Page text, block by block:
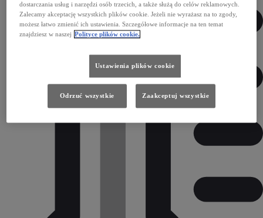
dostarczania usług i narzędzi osób trzecich, a także służą do celów reklamowych.
Zalecamy akceptację wszystkich plików cookie. Jeżeli nie wyrażasz na to zgody,
możesz łatwo zmienić ich ustawienia. Szczegółowe informacje na ten temat
znajdziesz w naszej Polityce plików cookie.
Ustawienia plików cookie
Odrzuć wszystkie Zaakceptuj wszystkie